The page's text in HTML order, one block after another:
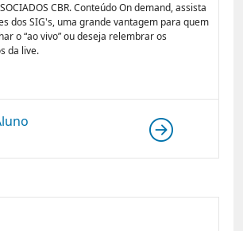
CBR. Conteúdo On demand, assista
dos SIG's, uma grande vantagem para quem
o “ao vivo” ou deseja relembrar os
da live.